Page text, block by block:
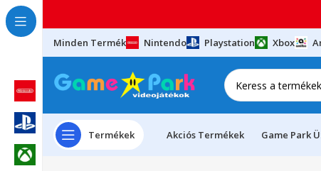
Minden Termék Nintendo Playstation Xbox
Termékek Akciós Termékek Game Park